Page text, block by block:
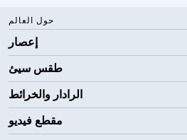
حول العالم
إعصار
طقس سيئ
الرادار والخرائط
مقطع فيديو